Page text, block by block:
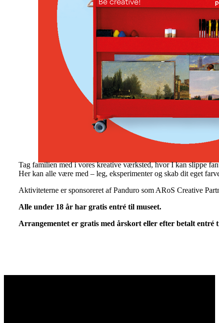
Tag familien med i vores kreative værksted, hvor I kan slippe
Her kan alle være med – leg, eksperimenter og skab dit eget
Aktiviteterne er sponsoreret af Panduro som ARoS Creative
Alle under 18 år har gratis entré til museet.
Arrangementet er gratis med årskort eller efter betalt entré